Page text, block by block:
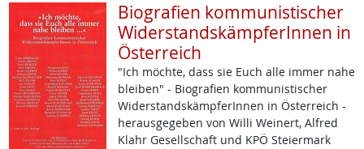
Biografien kommunistischer
WiderstandskämpferInnen in
Österreich
"Ich möchte, dass sie Euch alle immer nahe
bleiben" - Biografien kommunistischer
WiderstandskämpferInnen in Österreich -
herausgegeben von Willi Weinert, Alfred
Klahr Gesellschaft und KPÖ Steiermark